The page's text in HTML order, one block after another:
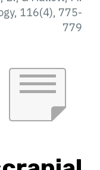
116(4), 775-
779